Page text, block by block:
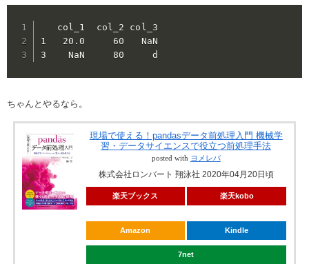
   col_1  col_2 col_3
1   20.0     60   NaN
3    NaN     80     d
ちゃんとやるなら。
現場で使える！pandasデータ前処理入門 機械学
習・データサイエンスで役立つ前処理手法
posted with ヨメレバ
株式会社ロンバート 翔泳社 2020年04月20日頃
楽天ブックス 楽天kobo
Amazon Kindle
7net